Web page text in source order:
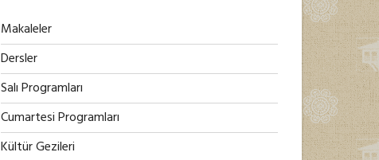
Makaleler
Dersler
Salı Programları
Cumartesi Programları
Kültür Gezileri